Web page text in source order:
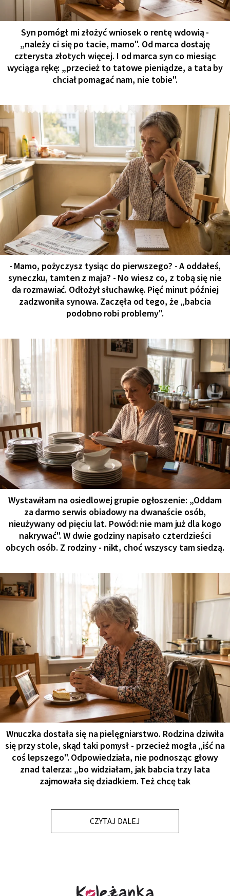
Syn pomógł mi złożyć wniosek o rentę wdowią -
„należy ci się po tacie, mamo". Od marca dostaję
czterysta złotych więcej. I od marca syn co miesiąc
wyciąga rękę: „przecież to tatowe pieniądze, a tata by
chciał pomagać nam, nie tobie".
- Mamo, pożyczysz tysiąc do pierwszego? - A oddałeś,
syneczku, tamten z maja? - No wiesz co, z tobą się nie
da rozmawiać. Odłożył słuchawkę. Pięć minut później
zadzwoniła synowa. Zaczęła od tego, że „babcia
podobno robi problemy".
Wystawiłam na osiedlowej grupie ogłoszenie: „Oddam
za darmo serwis obiadowy na dwanaście osób,
nieużywany od pięciu lat. Powód: nie mam już dla kogo
nakrywać". W dwie godziny napisało czterdzieści
obcych osób. Z rodziny - nikt, choć wszyscy tam siedzą.
Wnuczka dostała się na pielęgniarstwo. Rodzina dziwiła
się przy stole, skąd taki pomysł - przecież mogła „iść na
coś lepszego". Odpowiedziała, nie podnosząc głowy
znad talerza: „bo widziałam, jak babcia trzy lata
zajmowała się dziadkiem. Też chcę tak
CZYTAJ DALEJ